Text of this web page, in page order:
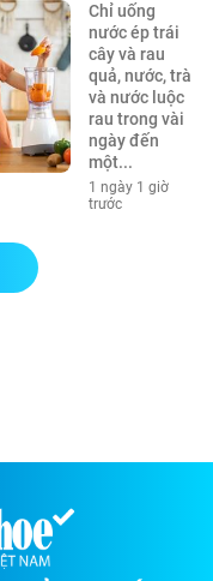
Chỉ uống
nước ép trái
cây và rau
quả, nước, trà
và nước luộc
rau trong vài
ngày đến
một...
1 ngày 1 giờ
trước